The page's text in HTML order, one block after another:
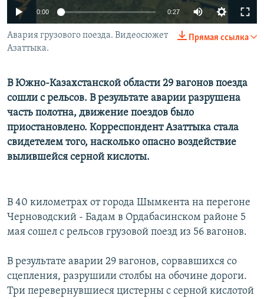
0:00 0:27
Прямая ссылка
Авария грузового поезда. Видеосюжет
Азаттыка.
В Южно-Казахстанской области 29 вагонов поезда
сошли с рельсов. В результате аварии разрушена
часть полотна, движение поездов было
приостановлено. Корреспондент Азаттыка стала
свидетелем того, насколько опасно воздействие
вылившейся серной кислоты.
В 40 километрах от города Шымкента на перегоне
Черноводский - Бадам в Ордабасинском районе 5
мая сошел с рельсов грузовой поезд из 56 вагонов.
В результате аварии 29 вагонов, сорвавшихся со
сцепления, разрушили столбы на обочине дороги.
Три перевернувшиеся цистерны с серной кислотой